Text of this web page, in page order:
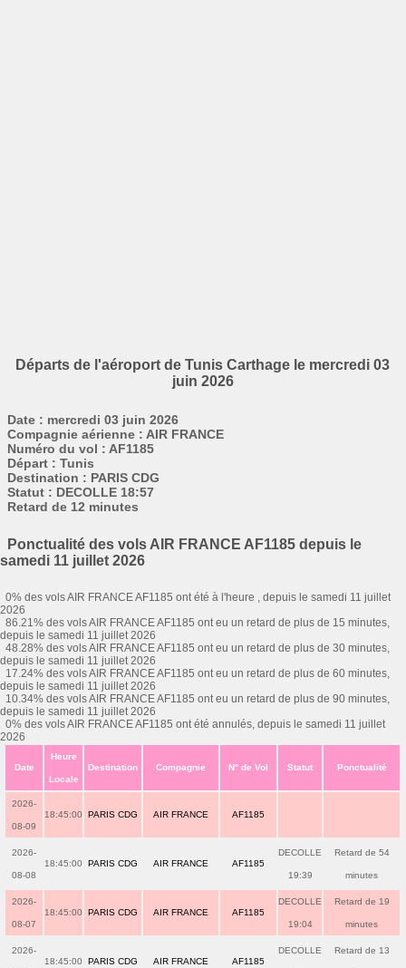
Départs de l'aéroport de Tunis Carthage le mercredi 03
juin 2026
Date : mercredi 03 juin 2026
Compagnie aérienne : AIR FRANCE
Numéro du vol : AF1185
Départ : Tunis
Destination : PARIS CDG
Statut : DECOLLE 18:57
Retard de 12 minutes
Ponctualité des vols AIR FRANCE AF1185 depuis le
samedi 11 juillet 2026
0% des vols AIR FRANCE AF1185 ont été à l'heure , depuis le samedi 11 juillet
2026
86.21% des vols AIR FRANCE AF1185 ont eu un retard de plus de 15 minutes,
depuis le samedi 11 juillet 2026
48.28% des vols AIR FRANCE AF1185 ont eu un retard de plus de 30 minutes,
depuis le samedi 11 juillet 2026
17.24% des vols AIR FRANCE AF1185 ont eu un retard de plus de 60 minutes,
depuis le samedi 11 juillet 2026
10.34% des vols AIR FRANCE AF1185 ont eu un retard de plus de 90 minutes,
depuis le samedi 11 juillet 2026
0% des vols AIR FRANCE AF1185 ont été annulés, depuis le samedi 11 juillet
2026
Date
Heure
Locale
Destination Compagnie N° de Vol Statut Ponctualité
2026-
08-09
18:45:00 PARIS CDG AIR FRANCE AF1185
2026-
08-08
18:45:00 PARIS CDG AIR FRANCE AF1185
DECOLLE
19:39
Retard de 54
minutes
2026-
08-07
18:45:00 PARIS CDG AIR FRANCE AF1185
DECOLLE
19:04
Retard de 19
minutes
2026-
18:45:00 PARIS CDG AIR FRANCE AF1185
DECOLLE Retard de 13